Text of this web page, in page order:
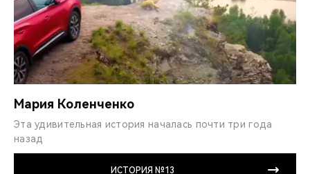
Мария Коленченко
Эта удивительная история началась почти три года
назад
ИСТОРИЯ №13